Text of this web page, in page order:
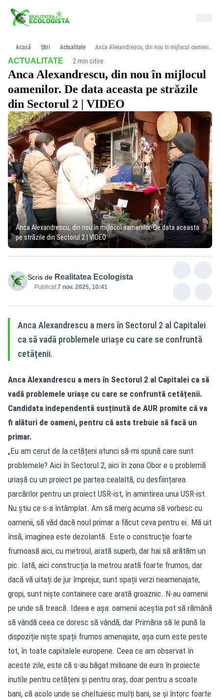
Acasă Știri Actualitate Anca Alexandrescu, din nou în mijlocul oamenilor. De data aceasta pe străzile din Sectorul 2 | VIDEO
ACTUALITATE· 2 min citire
Anca Alexandrescu, din nou în mijlocul
oamenilor. De data aceasta pe străzile
din Sectorul 2 | VIDEO
Anca Alexandrescu, din nou în mijlocul oamenilor. De data aceasta
pe străzile din Sectorul 2 | VIDEO
Scris de Realitatea Ecologista
Publicat:7 nov. 2025, 10:41
Anca Alexandrescu a mers în Sectorul 2 al Capitalei
ca să vadă problemele uriașe cu care se confruntă
cetățenii.
Anca Alexandrescu a mers în Sectorul 2 al Capitalei ca să
vadă problemele uriașe cu care se confruntă cetățenii.
Candidata independentă susținută de AUR promite că va
fi alături de oameni, pentru că asta trebuie să facă un
primar.
„Eu am cerut de la cetățeni atunci să-mi spună care sunt
problemele? Aici în Sectorul 2, aici în zona Obor e o problemă
uriașă cu un proiect pe partea cealaltă, cu desființarea
parcărilor pentru un proiect USR-ist, în amintirea unui USR-ist.
Nu știu ce s-a întâmplat. Am să merg acuma să vorbesc cu
oamenii, să văd dacă noul primar a făcut ceva pentru ei. Mă uit
însă, imaginea este dezolantă. Este o construcție foarte
frumoasă aici, cu metroul, arată superb, dar hai să arătăm un
pic. Iată, aici construcția la metrou arată foarte frumos, dar
dacă vă uitați de jur împrejur, sunt spații verzi neamenajate,
gropi, sunt niște containere care arată groaznic. N-au oamenii
pe unde să treacă. Ideea e așa: oamenii aceștia pot să rămână
să vândă ceea ce doresc să vândă, dar Primăria să le pună la
dispoziție niște spații frumos amenajate, așa cum este peste
tot, în toate capitalele europene. Ceea ce am observat în
aceste zile, este că s-au băgat milioane de euro în proiecte
inutile pentru cetățeni și pentru oraș, doar pentru a scoate
bani, că acolo unde se cheltuiesc mulți bani, se și întorc foarte